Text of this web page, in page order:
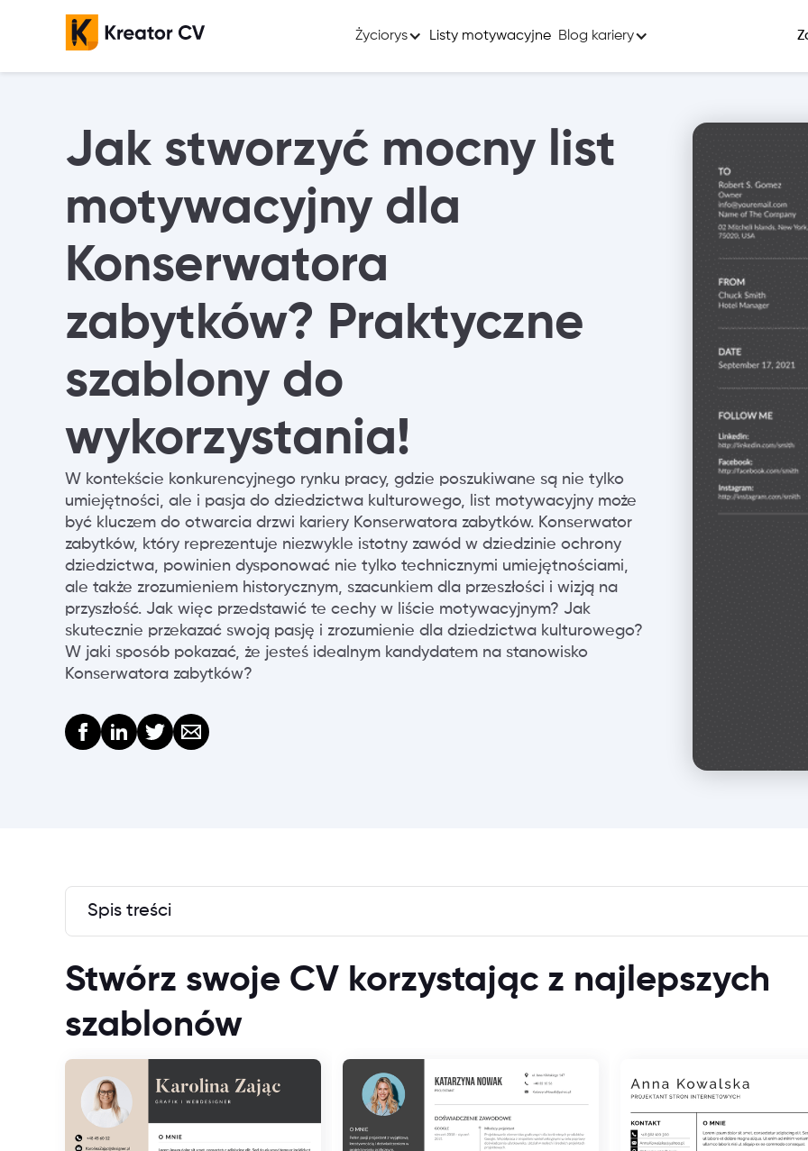
Życiorys
Szablony CV
Listy motywacyjne Blog kariery
Szukaj Pracy
Jak stworzyć mocny list
motywacyjny dla
Konserwatora
zabytków? Praktyczne
szablony do
wykorzystania!
W kontekście konkurencyjnego rynku pracy, gdzie poszukiwane są nie tylko
umiejętności, ale i pasja do dziedzictwa kulturowego, list motywacyjny może
być kluczem do otwarcia drzwi kariery Konserwatora zabytków. Konserwator
zabytków, który reprezentuje niezwykle istotny zawód w dziedzinie ochrony
dziedzictwa, powinien dysponować nie tylko technicznymi umiejętnościami,
ale także zrozumieniem historycznym, szacunkiem dla przeszłości i wizją na
przyszłość. Jak więc przedstawić te cechy w liście motywacyjnym? Jak
skutecznie przekazać swoją pasję i zrozumienie dla dziedzictwa kulturowego?
W jaki sposób pokazać, że jesteś idealnym kandydatem na stanowisko
Konserwatora zabytków?
Spis treści
Stwórz swoje CV korzystając z najlepszych
szablonów